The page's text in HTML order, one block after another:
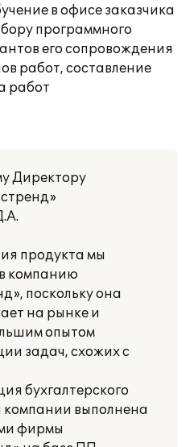
в офисе заказчика
программного
его сопровождения
работ, составление
работ
Директору
продукта мы
компанию
поскольку она
на рынке и
опытом
задач, схожих с
бухгалтерского
компании выполнена
фирмы